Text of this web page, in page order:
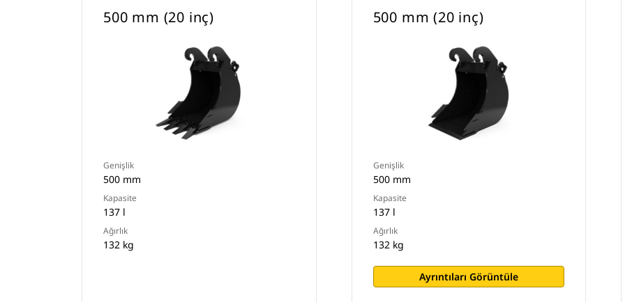
500 mm (20 inç)
Genişlik
500 mm
Kapasite
137 l
Ağırlık
132 kg
500 mm (20 inç)
Genişlik
500 mm
Kapasite
137 l
Ağırlık
132 kg
Ayrıntıları Görüntüle